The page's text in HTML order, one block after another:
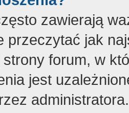
zawierają
przeczytać jak
forum, w
jest
administratora.